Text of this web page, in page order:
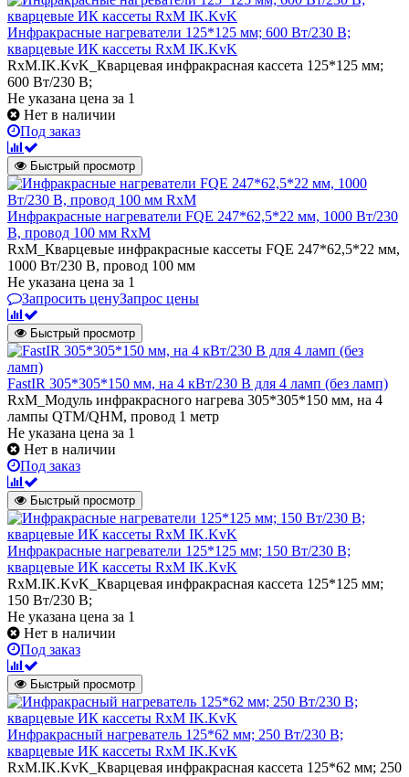
Инфракрасные нагреватели 125*125 мм; 600 Вт/230 В;
кварцевые ИК кассеты RxM IK.KvK
RxM.IK.KvK_Кварцевая инфракрасная кассета 125*125 мм;
600 Вт/230 В;
Не указана цена за 1
Нет в наличии
Под заказ
Быстрый просмотр
Инфракрасные нагреватели FQE 247*62,5*22 мм, 1000 Вт/230
В, провод 100 мм RxM
RxM_Кварцевые инфракрасные кассеты FQE 247*62,5*22 мм,
1000 Вт/230 В, провод 100 мм
Не указана цена за 1
Запросить ценуЗапрос цены
Быстрый просмотр
FastIR 305*305*150 мм, на 4 кВт/230 В для 4 ламп (без ламп)
RxM_Модуль инфракрасного нагрева 305*305*150 мм, на 4
лампы QTM/QHM, провод 1 метр
Не указана цена за 1
Нет в наличии
Под заказ
Быстрый просмотр
Инфракрасные нагреватели 125*125 мм; 150 Вт/230 В;
кварцевые ИК кассеты RxM IK.KvK
RxM.IK.KvK_Кварцевая инфракрасная кассета 125*125 мм;
150 Вт/230 В;
Не указана цена за 1
Нет в наличии
Под заказ
Быстрый просмотр
Инфракрасный нагреватель 125*62 мм; 250 Вт/230 В;
кварцевые ИК кассеты RxM IK.KvK
RxM.IK.KvK_Кварцевая инфракрасная кассета 125*62 мм; 250